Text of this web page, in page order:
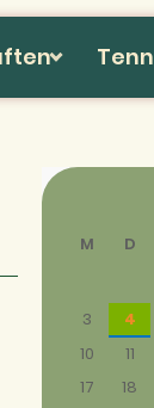
M D
3
4
10
11
17
18